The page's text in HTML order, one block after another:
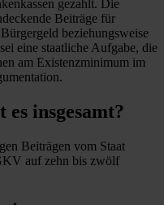
gezahlt. Die
Beiträge für
beziehungsweise
eine staatliche Aufgabe, die
am Existenzminimum im
es insgesamt?
Beiträgen vom Staat
auf zehn bis zwölf